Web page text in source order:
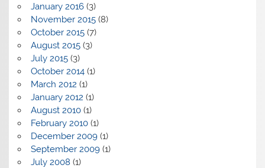
January 2016(3)
November 2015(8)
October 2015(7)
August 2015(3)
July 2015(3)
October 2014(1)
March 2012 (1)
January 2012 (1)
August 2010(1)
February 2010(1)
December 2009(1)
September 2009(1)
July 2008 (1)